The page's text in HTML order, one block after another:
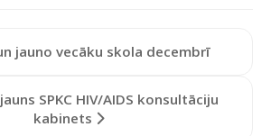
jauno vecāku skola decembrī
SPKC HIV/AIDS konsultāciju
kabinets